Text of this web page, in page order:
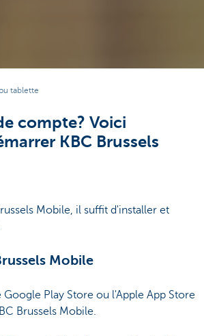
tablette
compte? Voici
KBC Brussels
Mobile, il suffit d'installer et
Mobile
Google Play Store ou l'Apple App Store
Brussels Mobile.